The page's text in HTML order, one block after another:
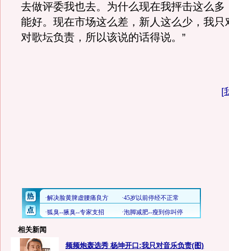
去做评委我也去。为什么现在我抨击这么多
能好。现在市场这么差，新人这么少，我只
对歌坛负责，所以该说的话得说。”
[
相关新闻
频频炮轰选秀 杨坤开口:我只对音乐负责(图)